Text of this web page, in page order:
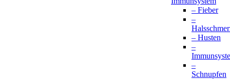
– Fieber
–
– Husten
–
–
Schnupfen